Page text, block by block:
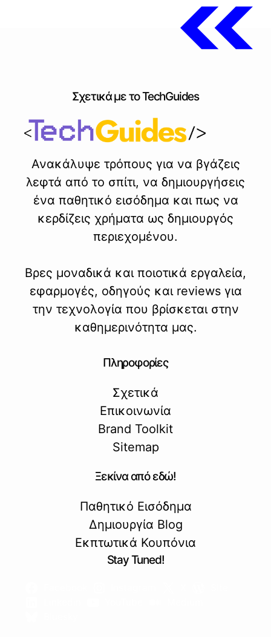
Σχετικά με το TechGuides
Ανακάλυψε τρόπους για να βγάζεις
λεφτά από το σπίτι, να δημιουργήσεις
ένα παθητικό εισόδημα και πως να
κερδίζεις χρήματα ως δημιουργός
περιεχομένου.
Βρες μοναδικά και ποιοτικά εργαλεία,
εφαρμογές, οδηγούς και reviews για
την τεχνολογία που βρίσκεται στην
καθημερινότητα μας.
Πληροφορίες
Σχετικά
Επικοινωνία
Brand Toolkit
Sitemap
Ξεκίνα από εδώ!
Παθητικό Εισόδημα
Δημιουργία Blog
Εκπτωτικά Κουπόνια
Stay Tuned!